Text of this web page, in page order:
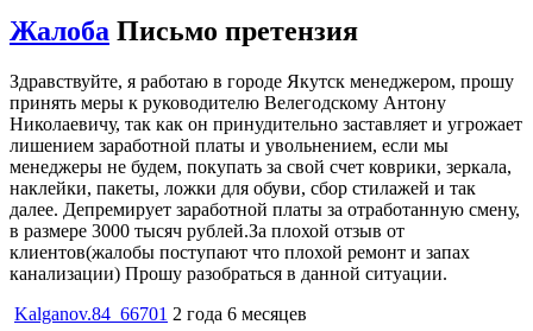
Жалоба Письмо претензия
Здравствуйте, я работаю в городе Якутск менеджером, прошу
принять меры к руководителю Велегодскому Антону
Николаевичу, так как он принудительно заставляет и угрожает
лишением заработной платы и увольнением, если мы
менеджеры не будем, покупать за свой счет коврики, зеркала,
наклейки, пакеты, ложки для обуви, сбор стилажей и так
далее. Депремирует заработной платы за отработанную смену,
в размере 3000 тысяч рублей.За плохой отзыв от
клиентов(жалобы поступают что плохой ремонт и запах
канализации) Прошу разобраться в данной ситуации.
Kalganov.84_66701 2 года 6 месяцев